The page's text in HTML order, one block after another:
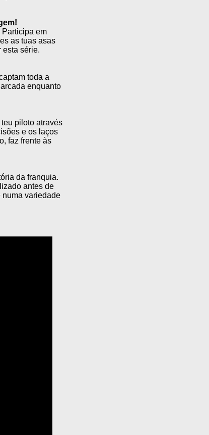
em
as tuas asas
esta série.
toda a
enquanto
piloto através
e os laços
faz frente às
da franquia.
antes de
numa variedade